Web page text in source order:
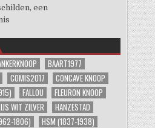
een
BAART1977
COMIS2017
CONCAVE KNOOP
FALLOU
FLEURON KNOOP
WIT ZILVER
HANZESTAD
1806)
HSM (1837-1938)